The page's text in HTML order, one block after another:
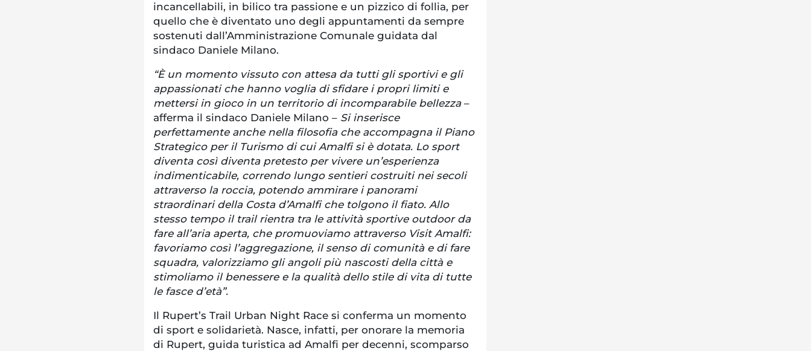
incancellabili, in bilico tra passione e un pizzico di follia, per
quello che è diventato uno degli appuntamenti da sempre
sostenuti dall’Amministrazione Comunale guidata dal
sindaco Daniele Milano.
“È un momento vissuto con attesa da tutti gli sportivi e gli
appassionati che hanno voglia di sfidare i propri limiti e
mettersi in gioco in un territorio di incomparabile bellezza–
afferma il sindaco Daniele Milano – Si inserisce
perfettamente anche nella filosofia che accompagna il Piano
Strategico per il Turismo di cui Amalfi si è dotata. Lo sport
diventa così diventa pretesto per vivere un’esperienza
indimenticabile, correndo lungo sentieri costruiti nei secoli
attraverso la roccia, potendo ammirare i panorami
straordinari della Costa d’Amalfi che tolgono il fiato. Allo
stesso tempo il trail rientra tra le attività sportive outdoor da
fare all’aria aperta, che promuoviamo attraverso Visit Amalfi:
favoriamo così l’aggregazione, il senso di comunità e di fare
squadra, valorizziamo gli angoli più nascosti della città e
stimoliamo il benessere e la qualità dello stile di vita di tutte
le fasce d’età”.
Il Rupert’s Trail Urban Night Race si conferma un momento
di sport e solidarietà. Nasce, infatti, per onorare la memoria
di Rupert, guida turistica ad Amalfi per decenni, scomparso